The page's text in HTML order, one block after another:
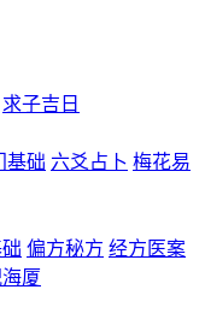
求子吉日
基础 六爻占卜 梅花易
偏方秘方 经方医案
厦